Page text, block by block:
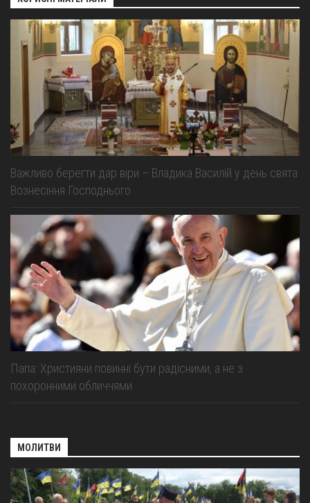
Важливо берегти дар віри – Владика Василій у день свята
Вознесіння Господнього
Папа: Християни повинні бути радісними, а не з
похоронними обличчями
МОЛИТВИ